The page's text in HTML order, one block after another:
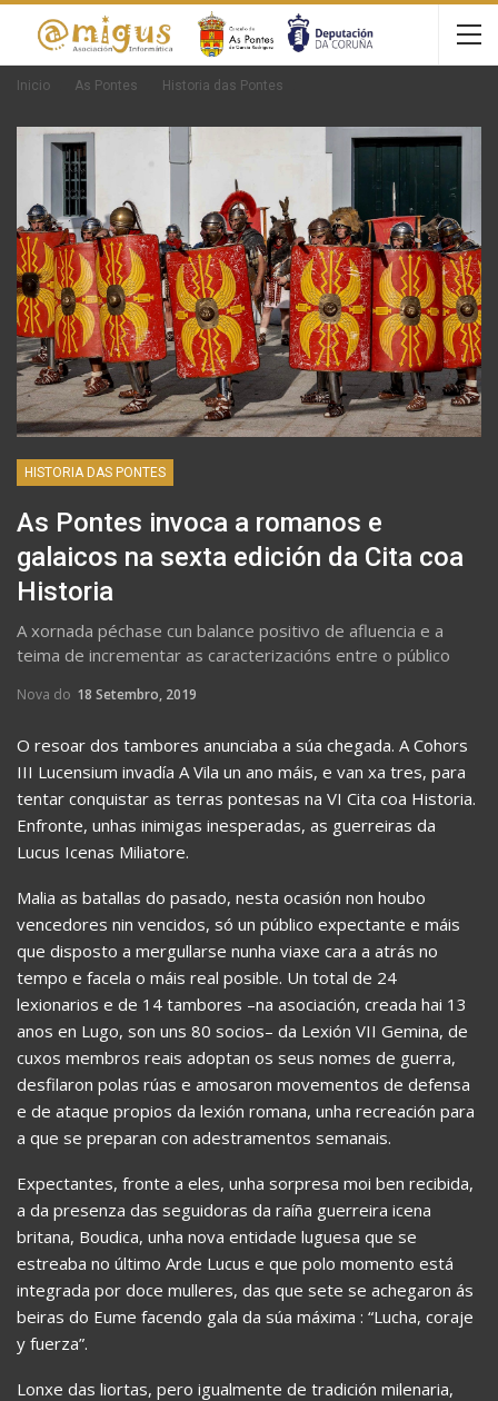
Inicio As Pontes Historia das Pontes
HISTORIA DAS PONTES
As Pontes invoca a romanos e
galaicos na sexta edición da Cita coa
Historia
A xornada péchase cun balance positivo de afluencia e a
teima de incrementar as caracterizacións entre o público
Nova do 18 Setembro, 2019
O resoar dos tambores anunciaba a súa chegada. A Cohors
III Lucensium invadía A Vila un ano máis, e van xa tres, para
tentar conquistar as terras pontesas na VI Cita coa Historia.
Enfronte, unhas inimigas inesperadas, as guerreiras da
Lucus Icenas Miliatore.
Malia as batallas do pasado, nesta ocasión non houbo
vencedores nin vencidos, só un público expectante e máis
que disposto a mergullarse nunha viaxe cara a atrás no
tempo e facela o máis real posible. Un total de 24
lexionarios e de 14 tambores –na asociación, creada hai 13
anos en Lugo, son uns 80 socios– da Lexión VII Gemina, de
cuxos membros reais adoptan os seus nomes de guerra,
desfilaron polas rúas e amosaron movementos de defensa
e de ataque propios da lexión romana, unha recreación para
a que se preparan con adestramentos semanais.
Expectantes, fronte a eles, unha sorpresa moi ben recibida,
a da presenza das seguidoras da raíña guerreira icena
britana, Boudica, unha nova entidade luguesa que se
estreaba no último Arde Lucus e que polo momento está
integrada por doce mulleres, das que sete se achegaron ás
beiras do Eume facendo gala da súa máxima : “Lucha, coraje
y fuerza”.
Lonxe das liortas, pero igualmente de tradición milenaria,